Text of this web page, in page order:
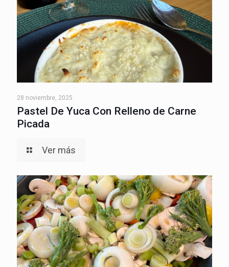
28 noviembre, 2025
Pastel De Yuca Con Relleno de Carne
Picada
Ver más